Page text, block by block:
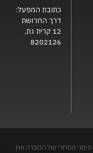
כתובת המפעל:
דרך החרושת
12 קרית גת,
8202126
מסחרי של החברה ואין